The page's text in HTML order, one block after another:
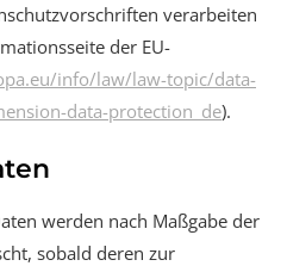
verarbeiten
der EU-
info/law/law-topic/data-
data-protection_de).
werden nach Maßgabe der
sobald deren zur